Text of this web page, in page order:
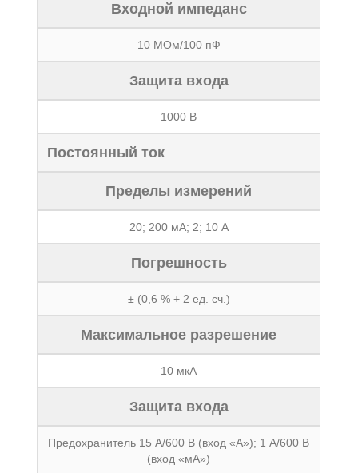
Входной импеданс
10 МОм/100 пФ
Защита входа
1000 В
Постоянный ток
Пределы измерений
20; 200 мА; 2; 10 А
Погрешность
± (0,6 % + 2 ед. сч.)
Максимальное разрешение
10 мкА
Защита входа
Предохранитель 15 А/600 В (вход «А»); 1 А/600 В
(вход «мА»)